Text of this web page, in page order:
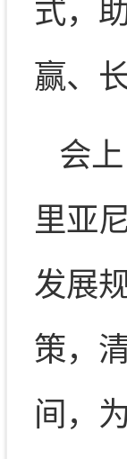
式，
赢、
会
里亚
发展
策，
间，